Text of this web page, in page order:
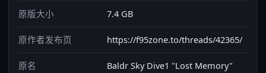
原版大小 7.4 GB
原作者发布页 https://f95zone.to/threads/42365/
原名 Baldr Sky Dive1 "Lost Memory"